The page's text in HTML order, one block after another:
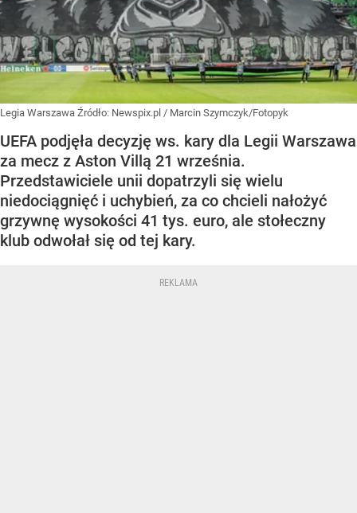
Legia Warszawa Źródło: Newspix.pl / Marcin Szymczyk/Fotopyk
UEFA podjęła decyzję ws. kary dla Legii Warszawa
za mecz z Aston Villą 21 września.
Przedstawiciele unii dopatrzyli się wielu
niedociągnięć i uchybień, za co chcieli nałożyć
grzywnę wysokości 41 tys. euro, ale stołeczny
klub odwołał się od tej kary.